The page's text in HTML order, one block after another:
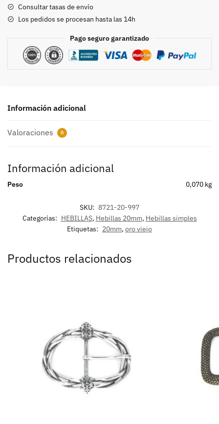
cantidad
Consultar tasas de envío
Los pedidos se procesan hasta las 14h
Pago seguro garantizado
Información adicional
Valoraciones 0
Información adicional
Peso 0,070 kg
SKU: 8721-20-997
Categorías: HEBILLAS, Hebillas 20mm, Hebillas simples
Etiquetas: 20mm, oro viejo
Productos relacionados